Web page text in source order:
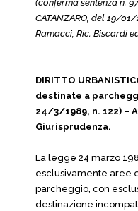
(conferma sentenza n.
CATANZARO, del 19/
Ramacci, Ric. Biscardi
DIRITTO
destinate a
24/3/1989, n. 122) –
Giurisprudenza.
La legge 24 marzo
esclusivamente aree
parcheggio, con
destinazione